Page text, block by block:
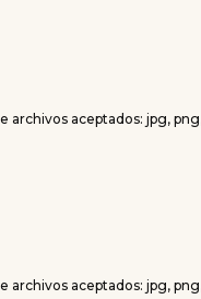
archivos aceptados: jpg,
archivos aceptados: jpg,